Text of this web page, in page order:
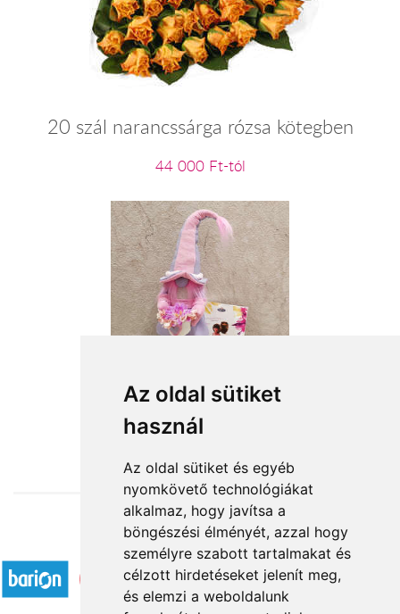
Az oldal sütiket
használ
Az oldal sütiket és egyéb
nyomkövető technológiákat
alkalmaz, hogy javítsa a
böngészési élményét, azzal hogy
személyre szabott tartalmakat és
célzott hirdetéseket jelenít meg,
és elemzi a weboldalunk
20 szál narancssárga rózsa kötegben
44 000 Ft-tól
Rózsaszín szépség
18 480 Ft-tól
Elfogadott fizetési módok